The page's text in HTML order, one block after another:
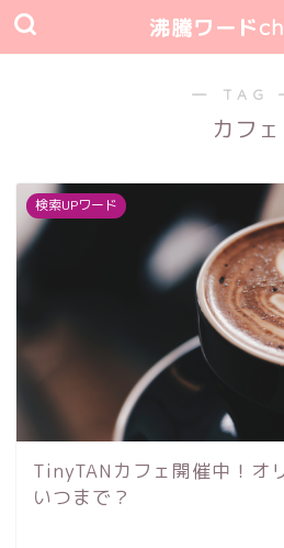
沸騰ワード
― TAG
カフェ
検索UPワード
TinyTANカフェ開催中！オ
いつまで？